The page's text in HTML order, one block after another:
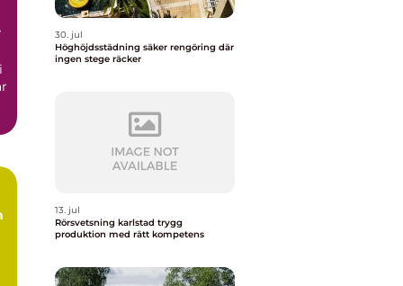
30. jul
Höghöjdsstädning säker rengöring där
ingen stege räcker
13. jul
Rörsvetsning karlstad trygg
produktion med rätt kompetens